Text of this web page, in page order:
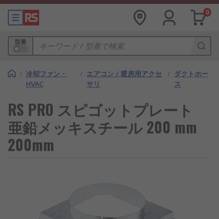
0
型番
/ 冷却ファン・
HVAC
/ エアコン / 暖房用アクセ
サリ
/ ダクトホー
ス
RS PRO スピゴットプレート
亜鉛メッキスチール 200 mm
200mm